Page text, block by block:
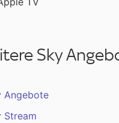
Sky
Angebote
Stream